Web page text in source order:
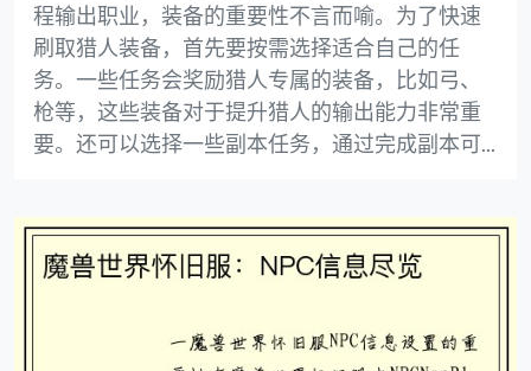
程输出职业，装备的重要性不言而喻。为了快速
刷取猎人装备，首先要按需选择适合自己的任
务。一些任务会奖励猎人专属的装备，比如弓、
枪等，这些装备对于提升猎人的输出能力非常重
要。还可以选择一些副本任务，通过完成副本可...